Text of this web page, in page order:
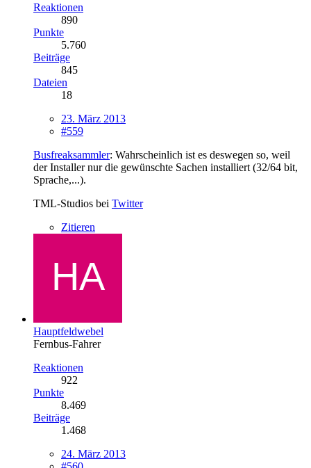
Reaktionen
890
Punkte
5.760
Beiträge
845
Dateien
18
23. März 2013
#559
Busfreaksammler: Wahrscheinlich ist es deswegen so, weil
der Installer nur die gewünschte Sachen installiert (32/64 bit,
Sprache,...).
TML-Studios bei Twitter
Zitieren
Hauptfeldwebel
Fernbus-Fahrer
Reaktionen
922
Punkte
8.469
Beiträge
1.468
24. März 2013